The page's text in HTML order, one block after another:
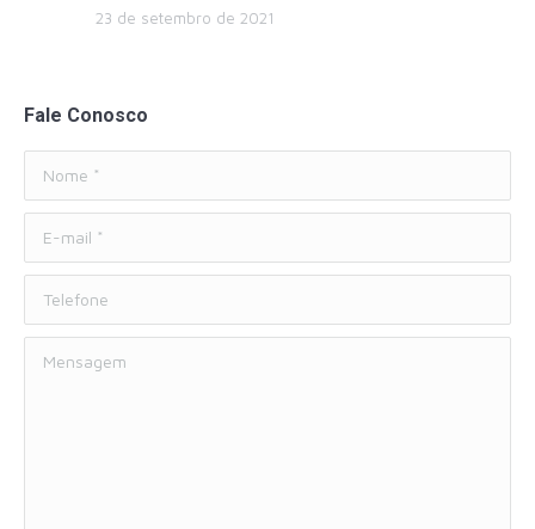
23 de setembro de 2021
Fale Conosco
Telefone